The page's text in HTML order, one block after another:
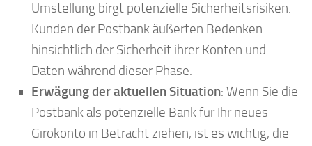
Umstellung birgt potenzielle Sicherheitsrisiken.
Kunden der Postbank äußerten Bedenken
hinsichtlich der Sicherheit ihrer Konten und
Daten während dieser Phase.
Erwägung der aktuellen Situation: Wenn Sie die
Postbank als potenzielle Bank für Ihr neues
Girokonto in Betracht ziehen, ist es wichtig, die